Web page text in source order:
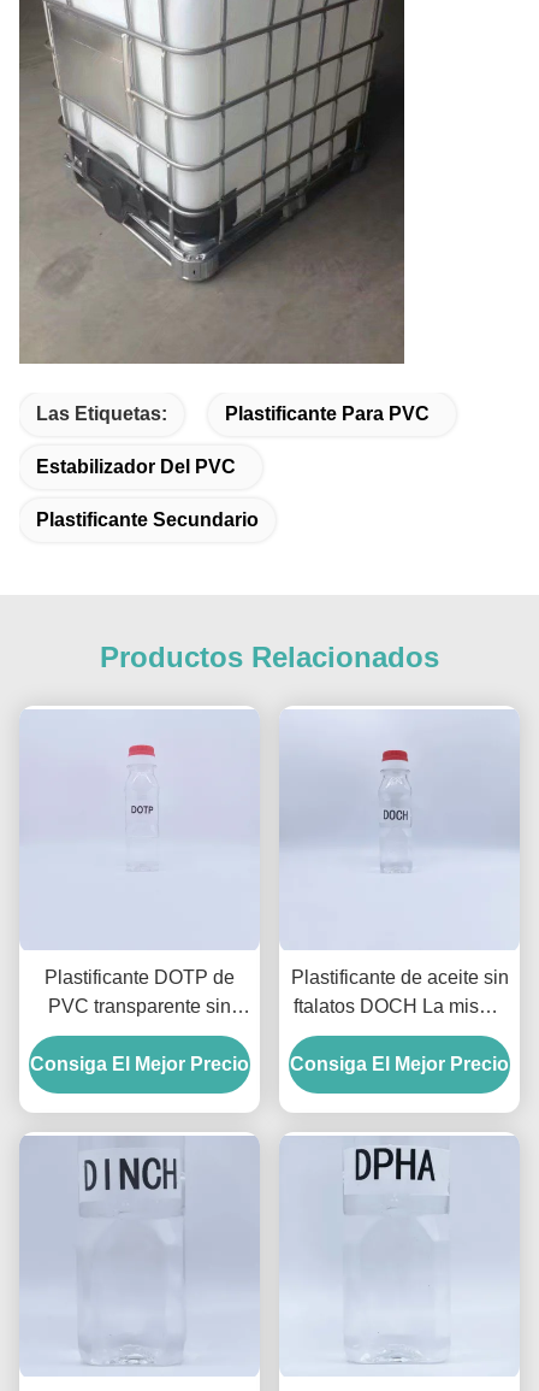
Las Etiquetas: Plastificante Para PVC
Estabilizador Del PVC
Plastificante Secundario
Productos Relacionados
Plastificante DOTP de
PVC transparente sin
ftalatos para guantes y
cables
Consiga El Mejor Precio
Plastificante de aceite sin
ftalatos DOCH La misma
eficiencia plastificante
que DOP
Consiga El Mejor Precio